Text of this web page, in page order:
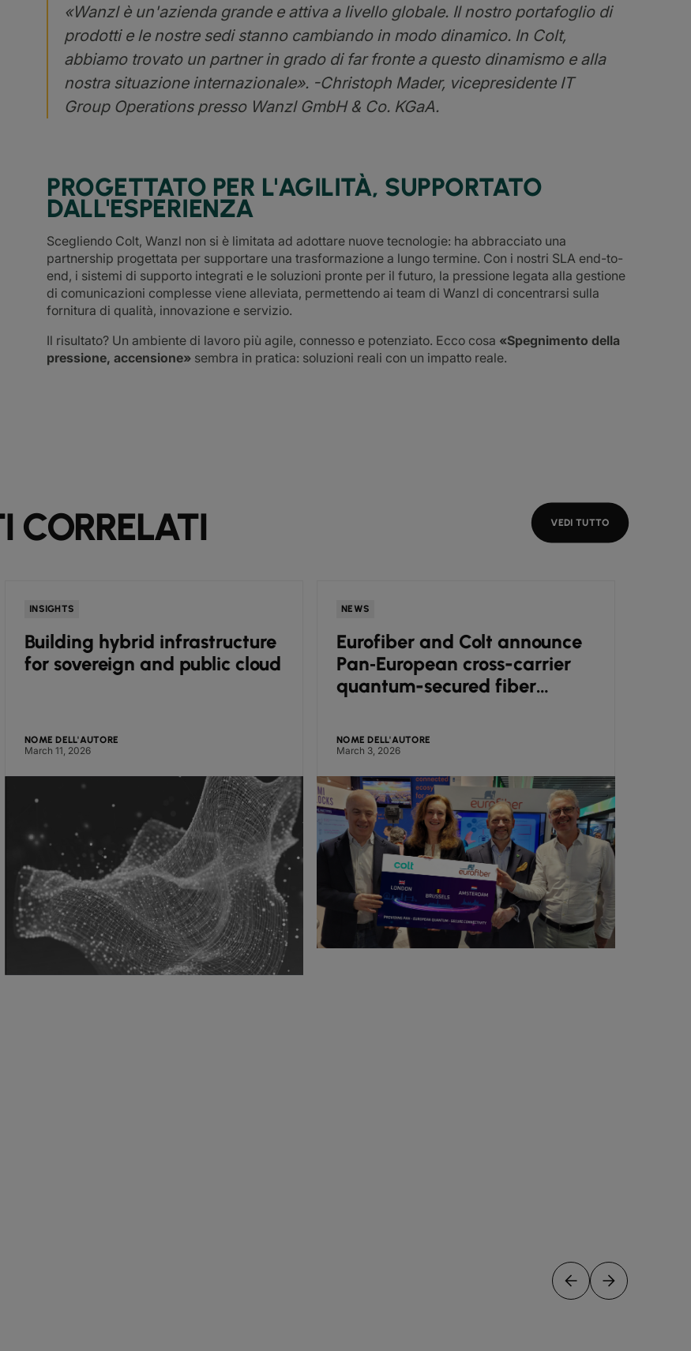
«Wanzl è un'azienda grande e attiva a livello globale. Il nostro portafoglio di
prodotti e le nostre sedi stanno cambiando in modo dinamico. In Colt,
abbiamo trovato un partner in grado di far fronte a questo dinamismo e alla
nostra situazione internazionale». -Christoph Mader, vicepresidente IT
Group Operations presso Wanzl GmbH & Co. KGaA.
PROGETTATO PER L'AGILITÀ, SUPPORTATO
DALL'ESPERIENZA
Scegliendo Colt, Wanzl non si è limitata ad adottare nuove tecnologie: ha abbracciato una
partnership progettata per supportare una trasformazione a lungo termine. Con i nostri SLA end-to-
end, i sistemi di supporto integrati e le soluzioni pronte per il futuro, la pressione legata alla gestione
di comunicazioni complesse viene alleviata, permettendo ai team di Wanzl di concentrarsi sulla
fornitura di qualità, innovazione e servizio.
Il risultato? Un ambiente di lavoro più agile, connesso e potenziato. Ecco cosa «Spegnimento della
pressione, accensione» sembra in pratica: soluzioni reali con un impatto reale.
CORRELATI VEDI TUTTO
INSIGHTS
Building hybrid infrastructure
for sovereign and public cloud
NOME DELL'AUTORE
March 11, 2026
NEWS
Eurofiber and Colt announce
Pan‑European cross-carrier
quantum-secured fiber
Congress
NOME DELL'AUTORE
March 3, 2026